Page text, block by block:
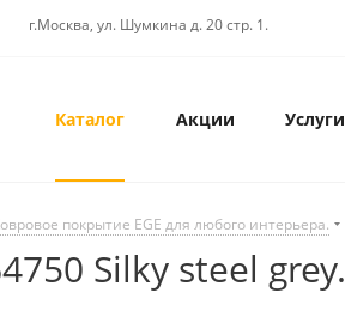
г.Москва, ул. Шумкина д. 20 стр. 1.
Каталог Акции Услуги
покрытие EGE для любого интерьера.
Silky steel grey.